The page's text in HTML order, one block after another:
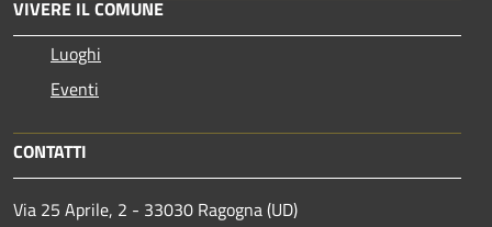
VIVERE IL COMUNE
Luoghi
Eventi
CONTATTI
Via 25 Aprile, 2 - 33030 Ragogna (UD)